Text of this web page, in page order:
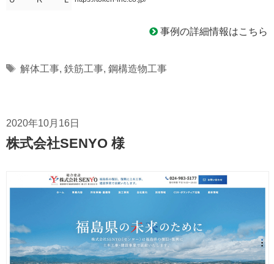
事例の詳細情報はこちら
Tags
解体工事, 鉄筋工事, 鋼構造物工事
2020年10月16日
株式会社SENYO 様